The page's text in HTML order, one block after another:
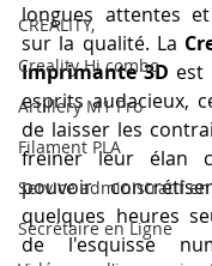
CREALITY,
Creality Hi combo
Artillery M1 Pro
Filament PLA
Service administratif
Secrétaire en Ligne
longues attentes
sur la qualité. La
Imprimante 3D est
esprits audacieux,
de laisser les
freiner leur élan
pouvoir
quelques heures
de l'esquisse